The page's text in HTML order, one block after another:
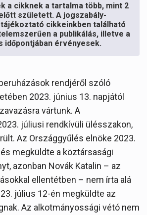
a cikknek a tartalma több, mint 2
született. A jogszabály-
cikkeinkben található
a publikálás, illetve a
időpontjában érvényesek.
rendjéről szóló
2023. június 13. napjától
vártunk. A
júliusi rendkívüli ülésszakon,
Az Országgyűlés elnöke 2023.
megküldte a köztársasági
azonban Novák Katalin – az
ellentétben – nem írta alá
július 12-én megküldte az
Az alkotmányossági vétó nem